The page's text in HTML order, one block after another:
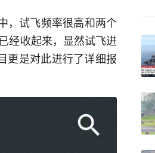
，试飞频率很高和两个
经收起来，显然试飞进
更是对此进行了详细报